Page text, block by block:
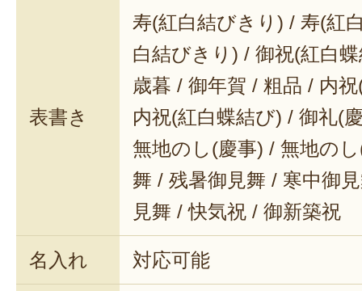
3. 耐熱の器に移し、ピザチーズを
で色づくまで焼く（5～6分）。
4. 受け皿に取り出し、ドライパセ
かんたーん！
早速実食です。
美味しい！！！
表書き
寿(紅白結びきり) / 寿(紅
白結びきり) / 御祝(紅白
歳暮 / 御年賀 / 粗品 / 内
内祝(紅白蝶結び) / 御礼(
無地のし(慶事) / 無地の
舞 / 残暑御見舞 / 寒中御
見舞 / 快気祝 / 御新築祝
名入れ 対応可能